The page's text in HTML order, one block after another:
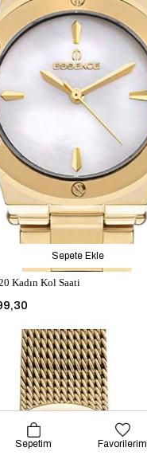
Kadın Kol Saati
Sepete Ekle
Sepetim Favorilerim